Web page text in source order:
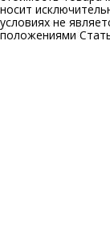
носит
условиях не
положениями